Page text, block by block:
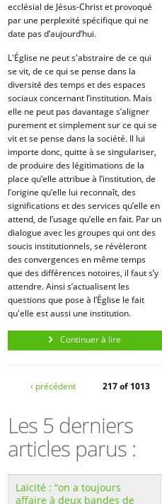
ecclésial de Jésus-Christ et provoqué
par une perplexité spécifique qui ne
date pas d’aujourd’hui.
L'Église ne peut s'abstraire de ce qui
se vit, de ce qui se pense dans la
diversité des temps et des espaces
sociaux concernant l’institution. Mais
elle ne peut pas davantage s’aligner
purement et simplement sur ce qui se
vit et se pense dans la société. Il lui
importe donc, quitte à se singulariser,
de produire des légitimations de la
place qu’elle attribue à l’institution, de
l’origine qu’elle lui reconnaît, des
significations et des services qu’elle en
attend, de l’usage qu’elle en fait. Par un
dialogue avec les groupes qui ont des
soucis institutionnels, se révèleront
des convergences en même temps
que des différences notoires, il faut s’y
attendre. Ainsi s’actualisent les
questions que pose à l’Église le fait
qu'elle est aussi une institution.
Continuer à lire
‹ précédent 217 of 1013
Les 5 derniers
articles parus :
Laïcité : “on a toujours
affaire à deux bandes de